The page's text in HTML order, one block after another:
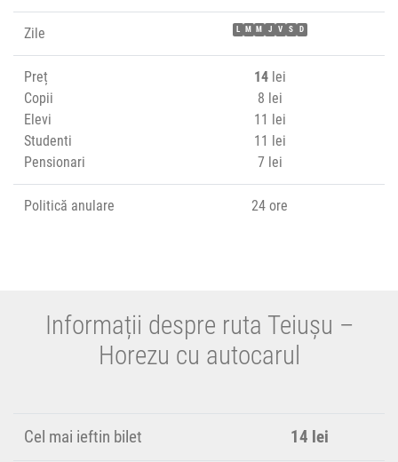
Zile L M M J V S D
Preț
Copii
Elevi
Studenti
Pensionari
14lei
8 lei
11 lei
11 lei
7 lei
Politică anulare 24 ore
Informații despre ruta Teiușu –
Horezu cu autocarul
Cel mai ieftin bilet 14 lei